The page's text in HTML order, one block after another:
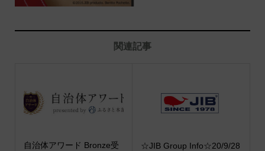
関連記事
自治体アワード Bronze受
☆JIB Group Info☆20/9/28